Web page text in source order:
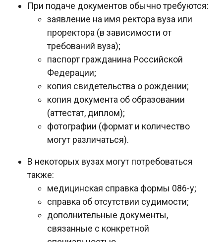
При подаче документов обычно требуются:
заявление на имя ректора вуза или
проректора (в зависимости от
требований вуза);
паспорт гражданина Российской
Федерации;
копия свидетельства о рождении;
копия документа об образовании
(аттестат, диплом);
фотографии (формат и количество
могут различаться).
В некоторых вузах могут потребоваться
также:
медицинская справка формы 086-у;
справка об отсутствии судимости;
дополнительные документы,
связанные с конкретной